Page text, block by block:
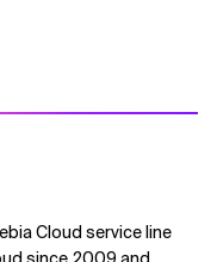
Cloud service line